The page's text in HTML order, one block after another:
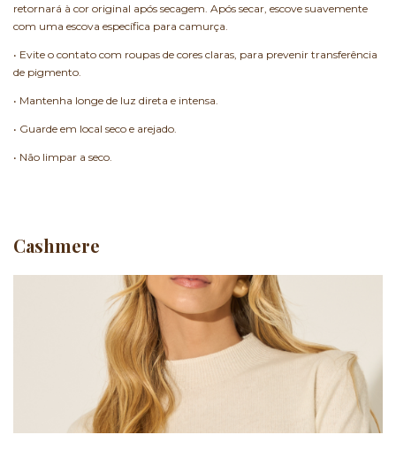
retornará à cor original após secagem. Após secar, escove suavemente
com uma escova específica para camurça.
• Evite o contato com roupas de cores claras, para prevenir transferência
de pigmento.
• Mantenha longe de luz direta e intensa.
• Guarde em local seco e arejado.
• Não limpar a seco.
Cashmere